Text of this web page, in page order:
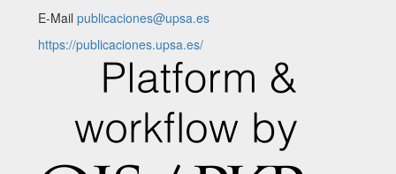
E-Mail publicaciones@upsa.es
https://publicaciones.upsa.es/